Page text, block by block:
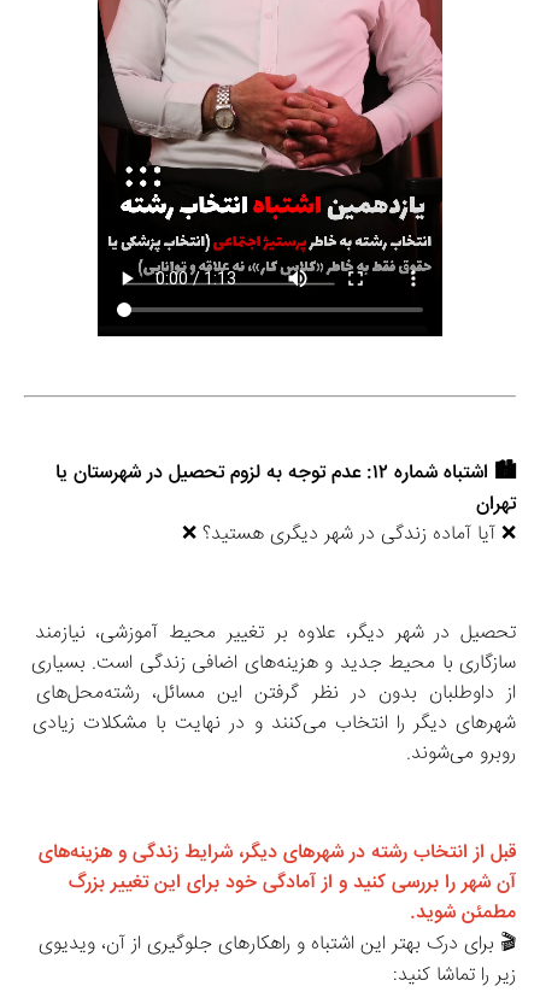
🏙️ اشتباه شماره ۱۲: عدم توجه به لزوم تحصیل در شهرستان یا
تهران
❌ آیا آماده زندگی در شهر دیگری هستید؟ ❌
تحصیل در شهر دیگر، علاوه بر تغییر محیط آموزشی، نیازمند
سازگاری با محیط جدید و هزینه‌های اضافی زندگی است. بسیاری
از داوطلبان بدون در نظر گرفتن این مسائل، رشته‌محل‌های
شهرهای دیگر را انتخاب می‌کنند و در نهایت با مشکلات زیادی
روبرو می‌شوند.
قبل از انتخاب رشته در شهرهای دیگر، شرایط زندگی و هزینه‌های
آن شهر را بررسی کنید و از آمادگی خود برای این تغییر بزرگ
مطمئن شوید.
🎬 برای درک بهتر این اشتباه و راهکارهای جلوگیری از آن، ویدیوی
زیر را تماشا کنید: